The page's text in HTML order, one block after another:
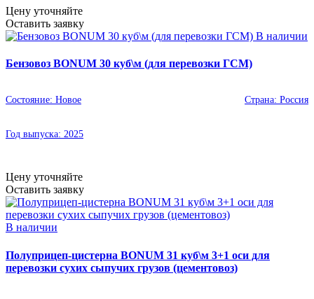
Цену уточняйте
Оставить заявку
В наличии
Бензовоз BONUM 30 куб\м (для перевозки ГСМ)
Состояние: Новое Страна: Россия
Год выпуска: 2025
Цену уточняйте
Оставить заявку
В наличии
Полуприцеп-цистерна BONUM 31 куб\м 3+1 оси для
перевозки сухих сыпучих грузов (цементовоз)